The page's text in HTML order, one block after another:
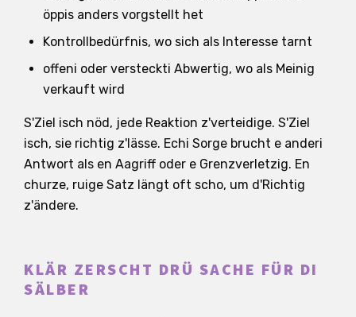
öppis anders vorgstellt het
Kontrollbedürfnis, wo sich als Interesse tarnt
offeni oder versteckti Abwertig, wo als Meinig
verkauft wird
S'Ziel isch nöd, jede Reaktion z'verteidige. S'Ziel
isch, sie richtig z'lässe. Echi Sorge brucht e anderi
Antwort als en Aagriff oder e Grenzverletzig. En
churze, ruige Satz längt oft scho, um d'Richtig
z'ändere.
KLÄR ZERSCHT DRÜ SACHE FÜR DI
SÄLBER